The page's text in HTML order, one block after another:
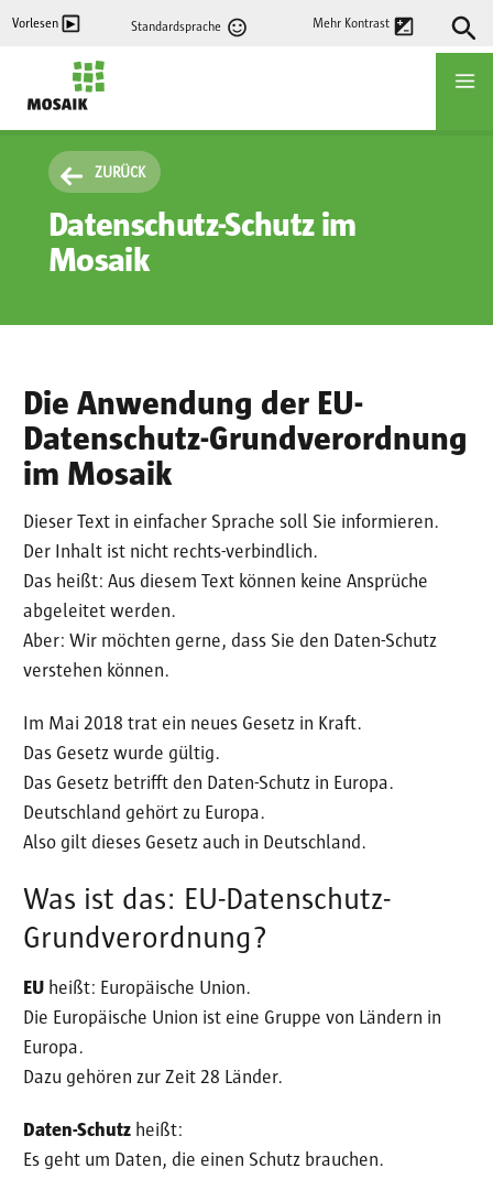
Vorlesen Standardsprache Mehr Kontrast
ZURÜCK
Datenschutz-Schutz im
Mosaik
Die Anwendung der EU-
Datenschutz-Grundverordnung
im Mosaik
Dieser Text in einfacher Sprache soll Sie informieren.
Der Inhalt ist nicht rechts-verbindlich.
Das heißt: Aus diesem Text können keine Ansprüche
abgeleitet werden.
Aber: Wir möchten gerne, dass Sie den Daten-Schutz
verstehen können.
Im Mai 2018 trat ein neues Gesetz in Kraft.
Das Gesetz wurde gültig.
Das Gesetz betrifft den Daten-Schutz in Europa.
Deutschland gehört zu Europa.
Also gilt dieses Gesetz auch in Deutschland.
Was ist das: EU-Datenschutz-
Grundverordnung?
EU heißt: Europäische Union.
Die Europäische Union ist eine Gruppe von Ländern in
Europa.
Dazu gehören zur Zeit 28 Länder.
Daten-Schutz heißt:
Es geht um Daten, die einen Schutz brauchen.